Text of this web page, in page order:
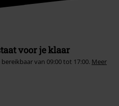
voor je klaar
van 09:00 tot 17:00. Meer